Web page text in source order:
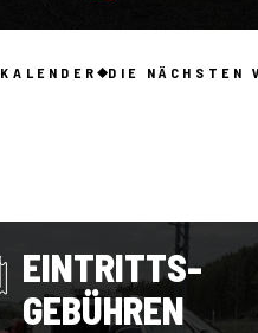
KALENDER DIE NÄCHSTEN
EINTRITTS-
GEBÜHREN